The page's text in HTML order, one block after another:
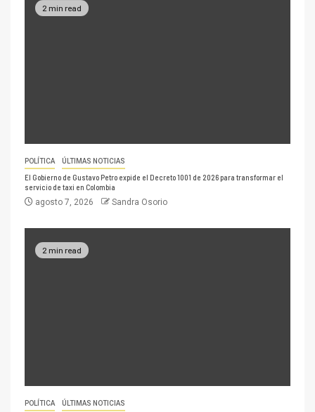
2 min read
POLÍTICA ÚLTIMAS NOTICIAS
El Gobierno de Gustavo Petro expide el Decreto 1001 de 2026 para transformar el
servicio de taxi en Colombia
agosto 7, 2026 Sandra Osorio
2 min read
POLÍTICA ÚLTIMAS NOTICIAS